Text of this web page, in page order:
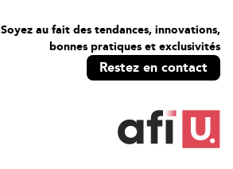
Soyez au fait des tendances, innovations,
bonnes pratiques et exclusivités
Restez en contact